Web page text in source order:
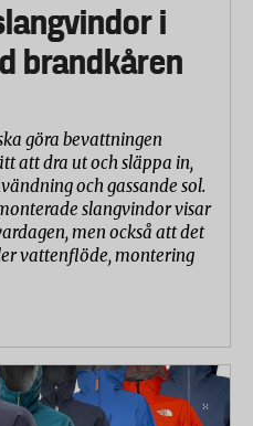
i
brandkåren
göra bevattningen
att dra ut och släppa in,
och gassande sol.
slangvindor visar
men också att det
vattenflöde, montering